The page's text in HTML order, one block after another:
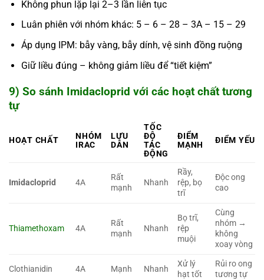
Không phun lặp lại 2–3 lần liên tục
Luân phiên với nhóm khác: 5 – 6 – 28 – 3A – 15 – 29
Áp dụng IPM: bẫy vàng, bẫy dính, vệ sinh đồng ruộng
Giữ liều đúng – không giảm liều để “tiết kiệm”
9) So sánh Imidacloprid với các hoạt chất tương
tự
HOẠT CHẤT
NHÓM
IRAC
LƯU
DẪN
TỐC
ĐỘ
TÁC
ĐỘNG
ĐIỂM
MẠNH
ĐIỂM YẾU
Imidacloprid 4A
Rất
mạnh
Nhanh
Rầy,
rệp, bọ
trĩ
Độc ong
cao
Thiamethoxam 4A
Rất
mạnh
Nhanh
Bọ trĩ,
rệp
muội
Cùng
nhóm →
không
xoay vòng
Clothianidin 4A Mạnh Nhanh
Xử lý
hạt tốt
Rủi ro ong
tương tự